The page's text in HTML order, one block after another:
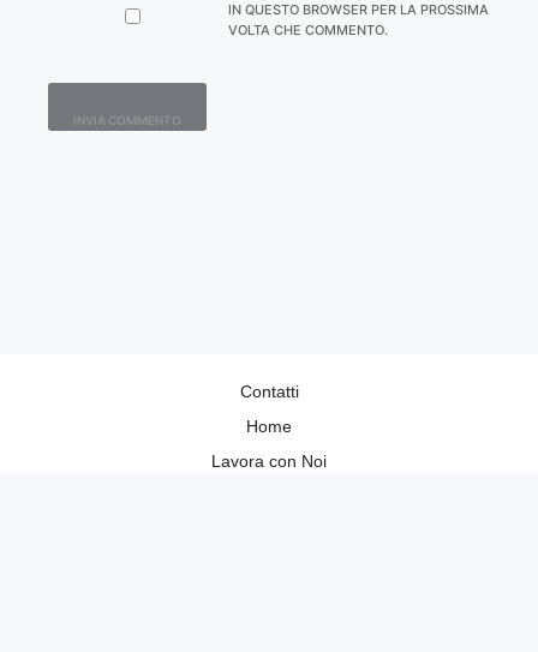
IN QUESTO BROWSER PER LA PROSSIMA
VOLTA CHE COMMENTO.
Contatti
Home
Lavora con Noi